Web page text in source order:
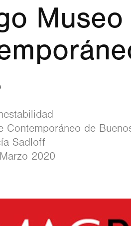
Contemporáneo de
Sadloff
2020